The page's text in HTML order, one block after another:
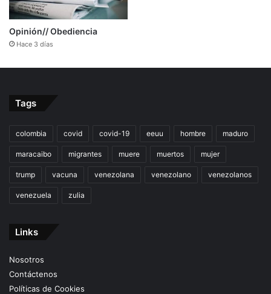
Opinión// Obediencia
Hace 3 días
Tags
colombia covid covid-19 eeuu hombre maduro
maracaibo migrantes muere muertos mujer
trump vacuna venezolana venezolano venezolanos
venezuela zulia
Links
Nosotros
Contáctenos
Políticas de Cookies